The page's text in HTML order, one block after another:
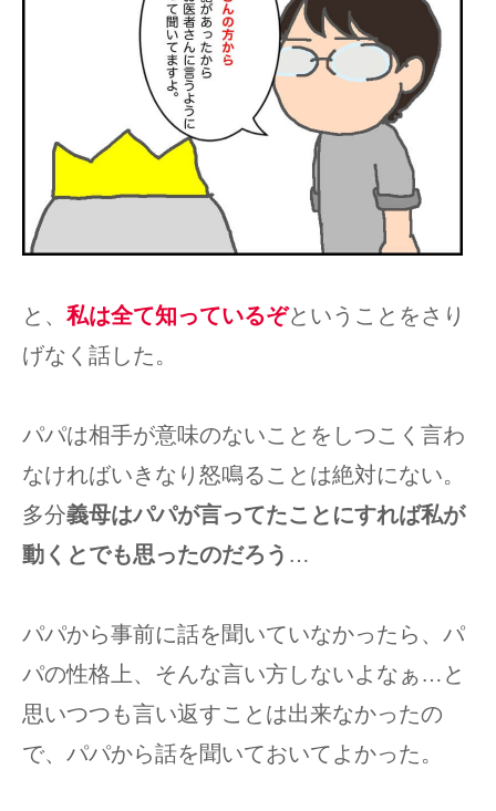
と、 私は全て知っているぞということをさり
げなく話した。
パパは相手が意味のないことをしつこく言わ
なければいきなり怒鳴ることは絶対にない。
多分義母はパパが言ってたことにすれば私が
動くとでも思ったのだろう …
パパから事前に話を聞いていなかったら、パ
パの性格上、そんな言い方しないよなぁ…と
思いつつも言い返すことは出来なかったの
で、パパから話を聞いておいてよかった。